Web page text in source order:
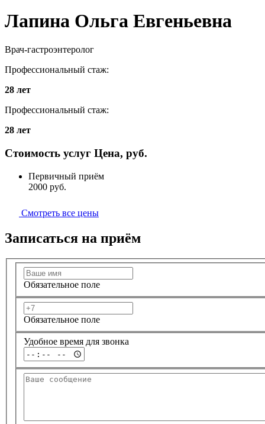
Лапина Ольга Евгеньевна
Врач-гастроэнтеролог
Профессиональный стаж:
28 лет
Профессиональный стаж:
28 лет
Стоимость услуг Цена, руб.
Первичный приём
2000 руб.
Смотреть все цены
Записаться на приём
Обязательное поле
Обязательное поле
Удобное время для звонка